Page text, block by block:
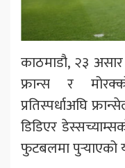
काठमाडौ, २३
फ्रान्स र
प्रतिस्पर्धाअघि
डिडिएर
फुटबलमा पुर्‍याएको